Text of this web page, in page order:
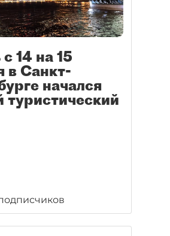
14 на 15
в Санкт-
начался
туристический